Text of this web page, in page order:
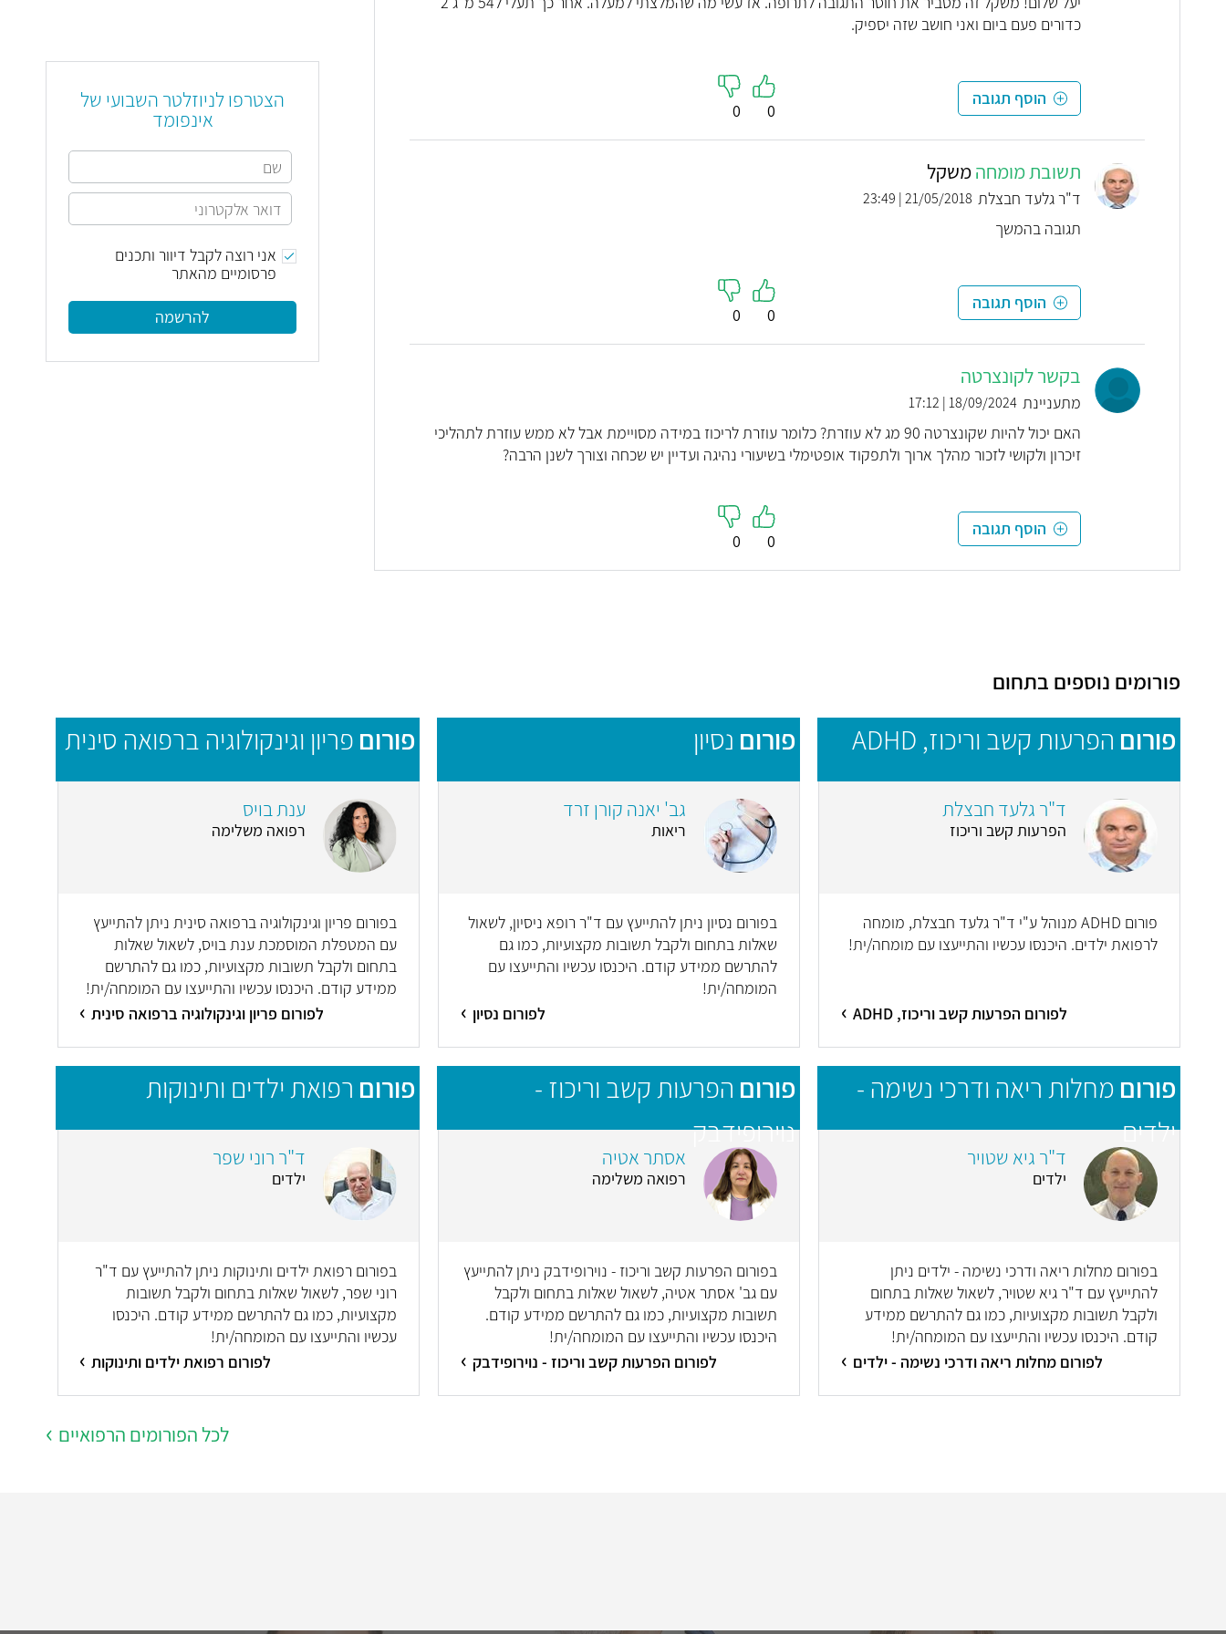
כדורים פעם ביום ואני חושב שזה יספיק.
הוסף תגובה
0
0
תשובת מומחהמשקל
ד"ר גלעד חבצלת 21/05/2018 | 23:49
תגובה בהמשך
הוסף תגובה
0
0
בקשר לקונצרטה
מתעניינת 18/09/2024 | 17:12
האם יכול להיות שקונצרטה 90 מג לא עוזרת? כלומר עוזרת לריכוז במידה מסויימת אבל לא ממש עוזרת לתהליכי
זיכרון ולקושי לזכור מהלך ארוך ולתפקוד אופטימלי בשיעורי נהיגה ועדיין יש שכחה וצורך לשנן הרבה?
הוסף תגובה
0
0
הצטרפו לניוזלטר השבועי של
אינפומד
אני רוצה לקבל דיוור ותכנים
פרסומיים מהאתר
להרשמה
פורומים נוספים בתחום
פורום הפרעות קשב וריכוז, ADHD
ד"ר גלעד חבצלת
הפרעות קשב וריכוז
פורום ADHD מנוהל ע"י ד"ר גלעד חבצלת, מומחה
לרפואת ילדים. היכנסו עכשיו והתייעצו עם מומחה/ית!
לפורום הפרעות קשב וריכוז, ADHD
פורום נסיון
גב' יאנה קורן זרד
ריאות
בפורום נסיון ניתן להתייעץ עם ד"ר רופא ניסיון, לשאול
שאלות בתחום ולקבל תשובות מקצועיות, כמו גם
להתרשם ממידע קודם. היכנסו עכשיו והתייעצו עם
המומחה/ית!
לפורום נסיון
פורום פריון וגינקולוגיה ברפואה סינית
ענת בויס
רפואה משלימה
בפורום פריון וגינקולוגיה ברפואה סינית ניתן להתייעץ
עם המטפלת המוסמכת ענת בויס, לשאול שאלות
בתחום ולקבל תשובות מקצועיות, כמו גם להתרשם
ממידע קודם. היכנסו עכשיו והתייעצו עם המומחה/ית!
לפורום פריון וגינקולוגיה ברפואה סינית
פורום מחלות ריאה ודרכי נשימה -
ילדים
ד"ר גיא שטויר
ילדים
בפורום מחלות ריאה ודרכי נשימה - ילדים ניתן
להתייעץ עם ד"ר גיא שטויר, לשאול שאלות בתחום
ולקבל תשובות מקצועיות, כמו גם להתרשם ממידע
קודם. היכנסו עכשיו והתייעצו עם המומחה/ית!
לפורום מחלות ריאה ודרכי נשימה - ילדים
פורום הפרעות קשב וריכוז -
נוירופידבק
אסתר אטיה
רפואה משלימה
בפורום הפרעות קשב וריכוז - נוירופידבק ניתן להתייעץ
עם גב' אסתר אטיה, לשאול שאלות בתחום ולקבל
תשובות מקצועיות, כמו גם להתרשם ממידע קודם.
היכנסו עכשיו והתייעצו עם המומחה/ית!
לפורום הפרעות קשב וריכוז - נוירופידבק
פורום רפואת ילדים ותינוקות
ד"ר רוני שפר
ילדים
בפורום רפואת ילדים ותינוקות ניתן להתייעץ עם ד"ר
רוני שפר, לשאול שאלות בתחום ולקבל תשובות
מקצועיות, כמו גם להתרשם ממידע קודם. היכנסו
עכשיו והתייעצו עם המומחה/ית!
לפורום רפואת ילדים ותינוקות
לכל הפורומים הרפואיים